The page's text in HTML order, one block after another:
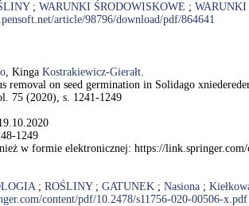
; WARUNKI ŚRODOWISKOWE ;
article/98796/download/pdf/864641
, Kinga Kostrakiewicz-Gierałt.
removal on seed germination in Solidago
75 (2020), s. 1241-1249
1249
w formie elektronicznej: https://
; ROŚLINY; GATUNEK ; Nasiona ;
content/pdf/10.2478/s11756-020-00506-x.pdf